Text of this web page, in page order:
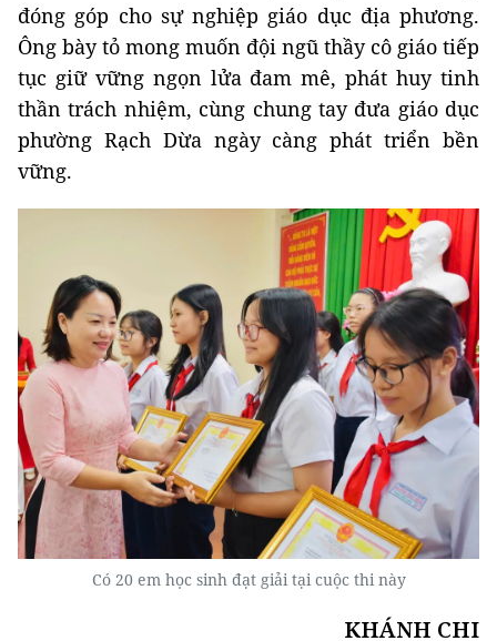
đóng góp cho sự nghiệp giáo dục địa phương.
Ông bày tỏ mong muốn đội ngũ thầy cô giáo tiếp
tục giữ vững ngọn lửa đam mê, phát huy tinh
thần trách nhiệm, cùng chung tay đưa giáo dục
phường Rạch Dừa ngày càng phát triển bền
vững.
Có 20 em học sinh đạt giải tại cuộc thi này
KHÁNH CHI